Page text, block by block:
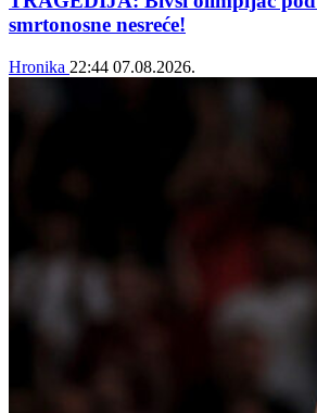
smrtonosne nesreće!
Hronika 22:44 07.08.2026.